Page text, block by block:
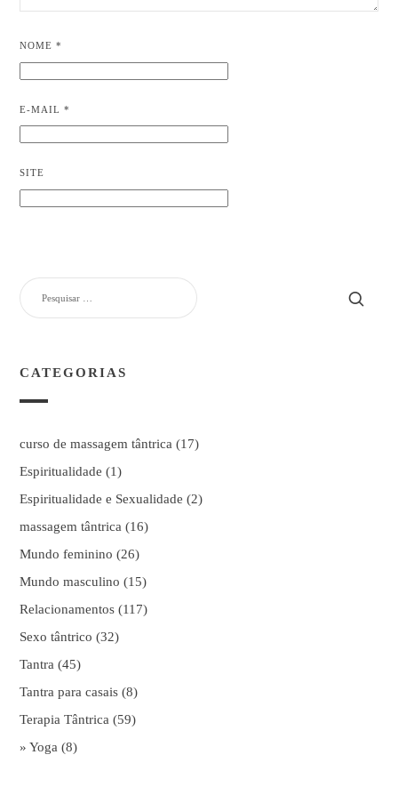
NOME*
E-MAIL*
SITE
POR:
CATEGORIAS
curso de massagem tântrica (17)
Espiritualidade (1)
Espiritualidade e Sexualidade (2)
massagem tântrica (16)
Mundo feminino (26)
Mundo masculino (15)
Relacionamentos (117)
Sexo tântrico (32)
Tantra (45)
Tantra para casais (8)
Terapia Tântrica (59)
» Yoga (8)